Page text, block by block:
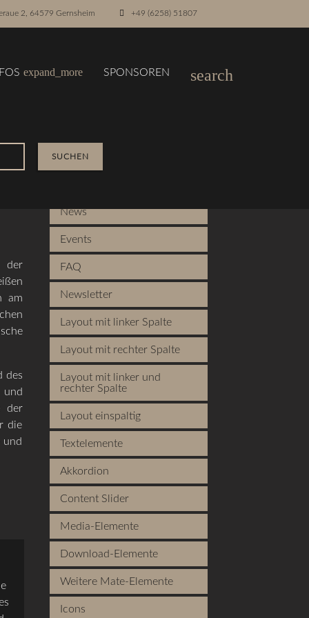
+49 (6258) 51807
2, 64579 Gernsheim
expand_more SPONSOREN search
SUCHEN
der
am
des
und
der
die
und
News
Events
FAQ
Newsletter
Layout mit linker Spalte
Layout mit rechter Spalte
Layout mit linker und
rechter Spalte
Layout einspaltig
Textelemente
Akkordion
Content Slider
Media-Elemente
Download-Elemente
Weitere Mate-Elemente
Icons